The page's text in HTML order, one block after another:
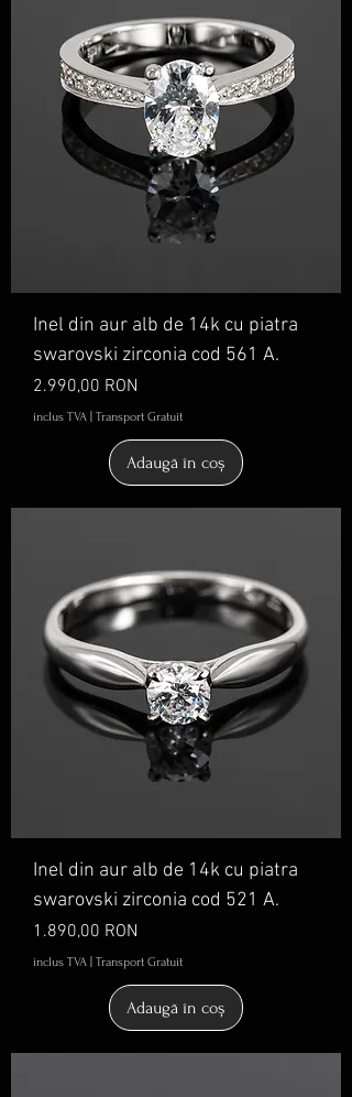
Inel din aur alb de 14k cu piatra
swarovski zirconia cod 561 A.
Preț
2.990,00 RON
inclus TVA Transport Gratuit
Adaugă în coș
Inel din aur alb de 14k cu piatra
swarovski zirconia cod 521 A.
Preț
1.890,00 RON
inclus TVA Transport Gratuit
Adaugă în coș